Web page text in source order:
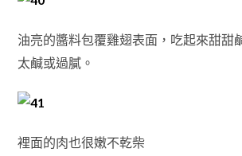
油亮的醬料包覆雞翅表面，吃起來甜甜
太鹹或過膩。
裡面的肉也很嫩不乾柴